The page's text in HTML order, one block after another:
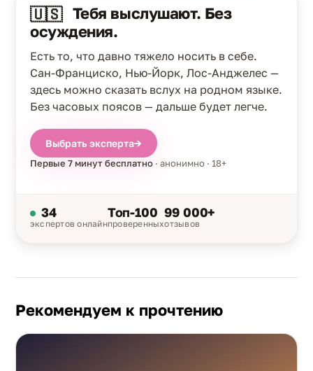
🇺🇸 Тебя выслушают. Без
осуждения.
Есть то, что давно тяжело носить в себе.
Сан-Франциско, Нью-Йорк, Лос-Анджелес —
здесь можно сказать вслух на родном языке.
Без часовых поясов — дальше будет легче.
Выбрать эксперта→
Первые 7 минут бесплатно · анонимно · 18+
34
экспертов онлайн
Топ-100
проверенных
99 000+
отзывов
Рекомендуем к прочтению